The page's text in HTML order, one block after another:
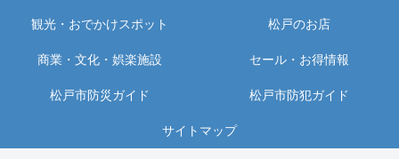
観光・おでかけスポット 松戸のお店
商業・文化・娯楽施設 セール・お得情報
松戸市防災ガイド 松戸市防犯ガイド
サイトマップ